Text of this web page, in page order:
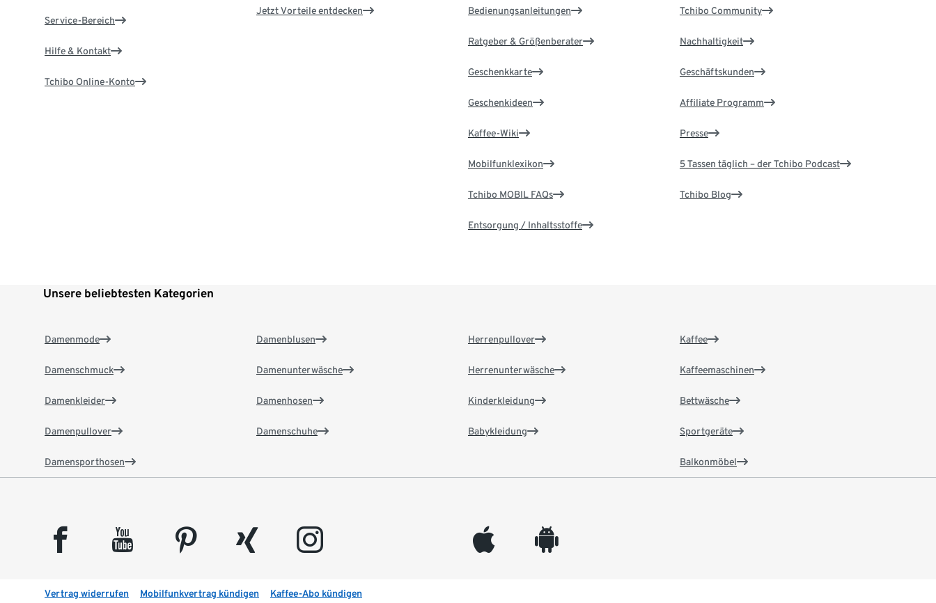
Service-Bereich
Hilfe & Kontakt
Tchibo Online-Konto
Jetzt Vorteile entdecken Bedienungsanleitungen
Ratgeber & Größenberater
Geschenkkarte
Geschenkideen
Kaffee-Wiki
Mobilfunklexikon
Tchibo MOBIL FAQs
Entsorgung / Inhaltsstoffe
Tchibo Community
Nachhaltigkeit
Geschäftskunden
Affiliate Programm
Presse
5 Tassen täglich – der Tchibo Podcast
Tchibo Blog
Unsere beliebtesten Kategorien
Damenmode
Damenschmuck
Damenkleider
Damenpullover
Damensporthosen
Damenblusen
Damenunterwäsche
Damenhosen
Damenschuhe
Herrenpullover
Herrenunterwäsche
Kinderkleidung
Babykleidung
Kaffee
Kaffeemaschinen
Bettwäsche
Sportgeräte
Balkonmöbel
facebook youtube pinterest xing instagram appleinc android
Vertrag widerrufen Mobilfunkvertrag kündigen Kaffee-Abo kündigen